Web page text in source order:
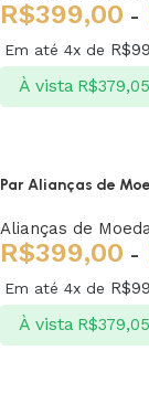
R$399,00 -
Em até 4x de R$
À vista R$379,05
Par Alianças de
Alianças de
R$399,00 -
Em até 4x de R$
À vista R$379,05